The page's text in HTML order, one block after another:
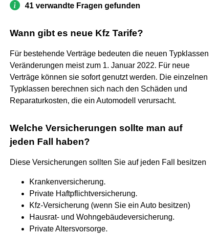
41 verwandte Fragen gefunden
Wann gibt es neue Kfz Tarife?
Für bestehende Verträge bedeuten die neuen Typklassen
Veränderungen meist zum 1. Januar 2022. Für neue
Verträge können sie sofort genutzt werden. Die einzelnen
Typklassen berechnen sich nach den Schäden und
Reparaturkosten, die ein Automodell verursacht.
Welche Versicherungen sollte man auf
jeden Fall haben?
Diese Versicherungen sollten Sie auf jeden Fall besitzen
Krankenversicherung.
Private Haftpflichtversicherung.
Kfz-Versicherung (wenn Sie ein Auto besitzen)
Hausrat- und Wohngebäudeversicherung.
Private Altersvorsorge.